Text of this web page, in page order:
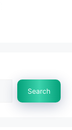
Search